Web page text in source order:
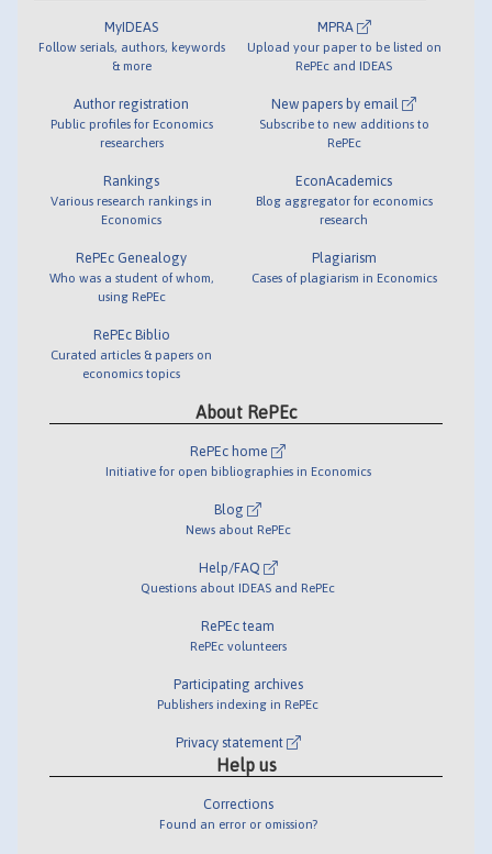
MyIDEAS
Follow serials, authors, keywords
& more
Author registration
Public profiles for Economics
researchers
Rankings
Various research rankings in
Economics
RePEc Genealogy
Who was a student of whom,
using RePEc
RePEc Biblio
Curated articles & papers on
economics topics
MPRA
Upload your paper to be listed on
RePEc and IDEAS
New papers by email
Subscribe to new additions to
RePEc
EconAcademics
Blog aggregator for economics
research
Plagiarism
Cases of plagiarism in Economics
About RePEc
RePEc home
Initiative for open bibliographies in Economics
Blog
News about RePEc
Help/FAQ
Questions about IDEAS and RePEc
RePEc team
RePEc volunteers
Participating archives
Publishers indexing in RePEc
Privacy statement
Help us
Corrections
Found an error or omission?